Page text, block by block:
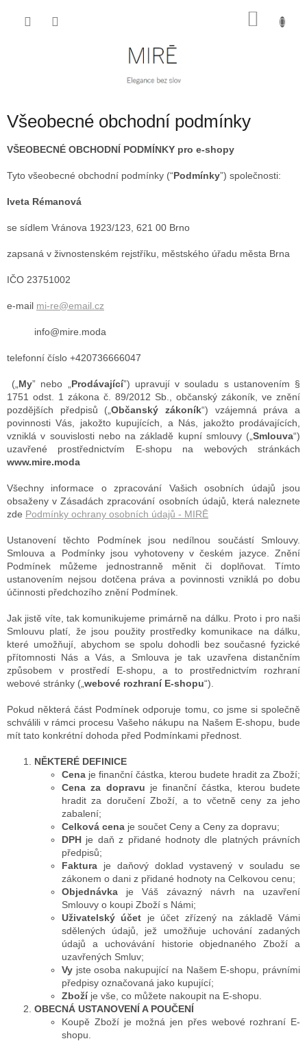
Všeobecné obchodní podmínky
VŠEOBECNÉ OBCHODNÍ PODMÍNKY pro e-shopy
Tyto všeobecné obchodní podmínky (“Podmínky”) společnosti:
Iveta Rémanová
se sídlem Vránova 1923/123, 621 00 Brno
zapsaná v živnostenském rejstříku, městského úřadu města Brna
IČO 23751002
e-mail mi-re@email.cz
info@mire.moda
telefonní číslo +420736666047
(„ My” nebo „ Prodávající”) upravují v souladu s ustanovením §
1751 odst. 1 zákona č. 89/2012 Sb., občanský zákoník, ve znění
pozdějších předpisů („Občanský zákoník“) vzájemná práva a
povinnosti Vás, jakožto kupujících, a Nás, jakožto prodávajících,
vzniklá v souvislosti nebo na základě kupní smlouvy („ Smlouva“)
uzavřené prostřednictvím E-shopu na webových stránkách
www.mire.moda
Všechny informace o zpracování Vašich osobních údajů jsou
obsaženy v Zásadách zpracování osobních údajů, která naleznete
zde Podmínky ochrany osobních údajů - MIRĒ
Ustanovení těchto Podmínek jsou nedílnou součástí Smlouvy.
Smlouva a Podmínky jsou vyhotoveny v českém jazyce. Znění
Podmínek můžeme jednostranně měnit či doplňovat. Tímto
ustanovením nejsou dotčena práva a povinnosti vzniklá po dobu
účinnosti předchozího znění Podmínek.
Jak jistě víte, tak komunikujeme primárně na dálku. Proto i pro naši
Smlouvu platí, že jsou použity prostředky komunikace na dálku,
které umožňují, abychom se spolu dohodli bez současné fyzické
přítomnosti Nás a Vás, a Smlouva je tak uzavřena distančním
způsobem v prostředí E-shopu, a to prostřednictvím rozhraní
webové stránky („ webové rozhraní E-shopu“).
Pokud některá část Podmínek odporuje tomu, co jsme si společně
schválili v rámci procesu Vašeho nákupu na Našem E-shopu, bude
mít tato konkrétní dohoda před Podmínkami přednost.
NĚKTERÉ DEFINICE
Cena je finanční částka, kterou budete hradit za Zboží;
Cena za dopravu je finanční částka, kterou budete
hradit za doručení Zboží, a to včetně ceny za jeho
zabalení;
Celková cena je součet Ceny a Ceny za dopravu;
DPH je daň z přidané hodnoty dle platných právních
předpisů;
Faktura je daňový doklad vystavený v souladu se
zákonem o dani z přidané hodnoty na Celkovou cenu;
Objednávka je Váš závazný návrh na uzavření
Smlouvy o koupi Zboží s Námi;
Uživatelský účet je účet zřízený na základě Vámi
sdělených údajů, jež umožňuje uchování zadaných
údajů a uchovávání historie objednaného Zboží a
uzavřených Smluv;
Vy jste osoba nakupující na Našem E-shopu, právními
předpisy označovaná jako kupující;
Zbožíje vše, co můžete nakoupit na E-shopu.
OBECNÁ USTANOVENÍ A POUČENÍ
Koupě Zboží je možná jen přes webové rozhraní E-
shopu.